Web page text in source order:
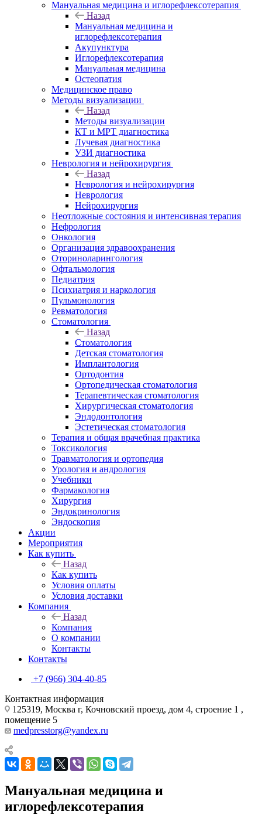
Мануальная медицина и иглорефлексотерапия
Назад
Мануальная медицина и
иглорефлексотерапия
Акупунктура
Иглорефлексотерапия
Мануальная медицина
Остеопатия
Медицинское право
Методы визуализации
Назад
Методы визуализации
КТ и МРТ диагностика
Лучевая диагностика
УЗИ диагностика
Неврология и нейрохирургия
Назад
Неврология и нейрохирургия
Неврология
Нейрохирургия
Неотложные состояния и интенсивная терапия
Нефрология
Онкология
Организация здравоохранения
Оториноларингология
Офтальмология
Педиатрия
Психиатрия и наркология
Пульмонология
Ревматология
Стоматология
Назад
Стоматология
Детская стоматология
Имплантология
Ортодонтия
Ортопедическая стоматология
Терапевтическая стоматология
Хирургическая стоматология
Эндодонтология
Эстетическая стоматология
Терапия и общая врачебная практика
Токсикология
Травматология и ортопедия
Урология и андрология
Учебники
Фармакология
Хирургия
Эндокринология
Эндоскопия
Акции
Мероприятия
Как купить
Назад
Как купить
Условия оплаты
Условия доставки
Компания
Назад
Компания
О компании
Контакты
Контакты
+7 (966) 304-40-85
Контактная информация
125319, Москва г, Кочновский проезд, дом 4, строение 1 ,
помещение 5
medpresstorg@yandex.ru
Мануальная медицина и
иглорефлексотерапия